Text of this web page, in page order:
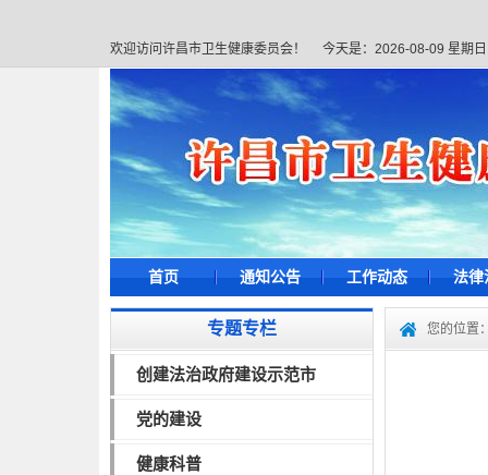
欢迎访问许昌市卫生健康委员会！ 今天是： 2026-08-09 星期日
首页 通知公告 工作动态 法律
专题专栏
创建法治政府建设示范市
党的建设
健康科普
您的位置